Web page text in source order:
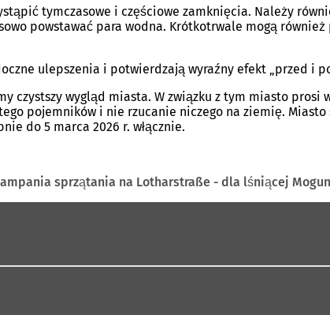
tymczasowe i częściowe zamknięcia. Należy
powstawać para wodna. Krótkotrwale mogą
ulepszenia i potwierdzają wyraźny efekt „przed i
czystszy wygląd miasta. W związku z tym miasto
pojemników i nie rzucanie niczego na ziemię.
do 5 marca 2026 r. włącznie.
sprzątania na Lotharstraße - dla lśniącej